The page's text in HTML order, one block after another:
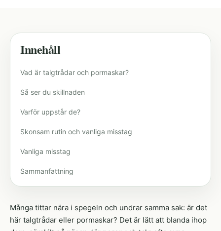
Innehåll
Vad är talgtrådar och pormaskar?
Så ser du skillnaden
Varför uppstår de?
Skonsam rutin och vanliga misstag
Vanliga misstag
Sammanfattning
Många tittar nära i spegeln och undrar samma sak: är det
här talgtrådar eller pormaskar? Det är lätt att blanda ihop